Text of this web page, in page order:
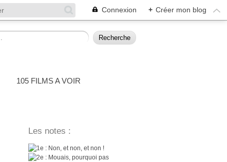
Connexion + Créer mon blog
105 FILMS A VOIR
Les notes :
: Non, et non, et non !
: Mouais, pourquoi pas